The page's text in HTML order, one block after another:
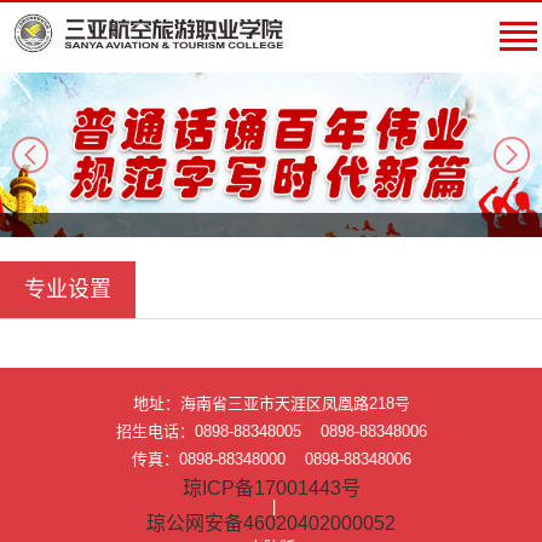
next
专业设置
地址：海南省三亚市天涯区凤凰路218号
招生电话：0898-88348005 0898-88348006
传真：0898-88348000 0898-88348006
琼ICP备17001443号
琼公网安备46020402000052